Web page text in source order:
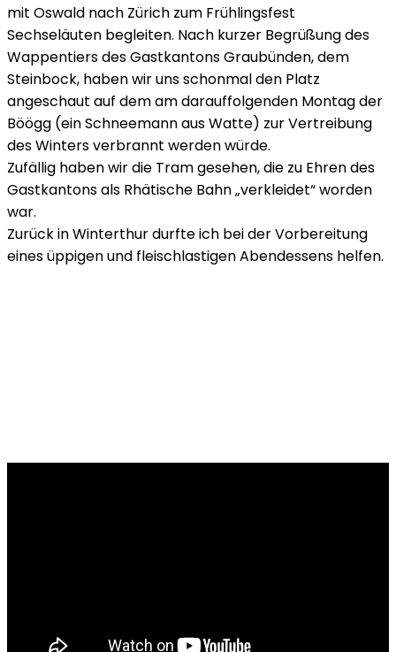
mit Oswald nach Zürich zum Frühlingsfest
Sechseläuten begleiten. Nach kurzer Begrüßung des
Wappentiers des Gastkantons Graubünden, dem
Steinbock, haben wir uns schonmal den Platz
angeschaut auf dem am darauffolgenden Montag der
Böögg (ein Schneemann aus Watte) zur Vertreibung
des Winters verbrannt werden würde.
Zufällig haben wir die Tram gesehen, die zu Ehren des
Gastkantons als Rhätische Bahn „verkleidet“ worden
war.
Zurück in Winterthur durfte ich bei der Vorbereitung
eines üppigen und fleischlastigen Abendessens helfen.